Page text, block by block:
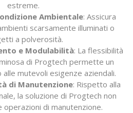
estreme.
Ambientale: Assicura
scarsamente illuminati o
a polverosità.
e Modulabilità: La flessibilità
di Progtech permette un
mutevoli esigenze aziendali.
di Manutenzione: Rispetto alla
la soluzione di Progtech non
di manutenzione.